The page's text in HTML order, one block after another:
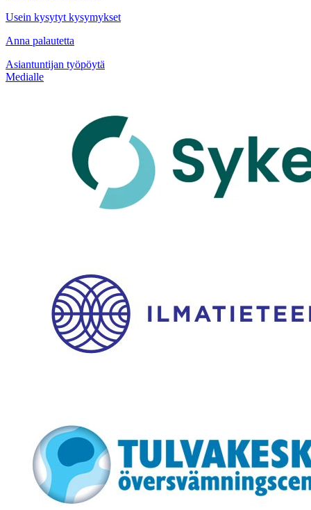
Usein kysytyt kysymykset
Anna palautetta
Asiantuntijan työpöytä
Medialle